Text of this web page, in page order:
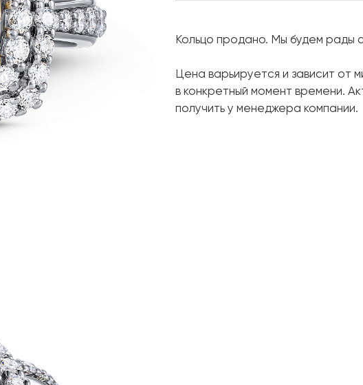
Форма огранки:
Бриллиант:
Форма огранки:
Кольцо продано. Мы будем рады
Цена варьируется и зависит от
в конкретный момент времени.
получить у менеджера компании.